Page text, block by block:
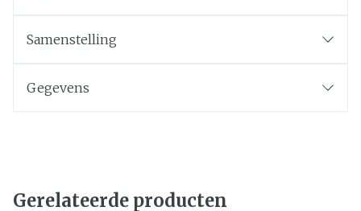
Samenstelling
Gegevens
Gerelateerde producten